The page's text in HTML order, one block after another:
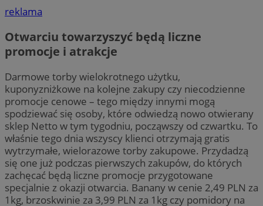
reklama
Otwarciu towarzyszyć będą liczne
promocje i atrakcje
Darmowe torby wielokrotnego użytku,
kuponyzniżkowe na kolejne zakupy czy niecodzienne
promocje cenowe – tego między innymi mogą
spodziewać się osoby, które odwiedzą nowo otwierany
sklep Netto w tym tygodniu, począwszy od czwartku. To
właśnie tego dnia wszyscy klienci otrzymają gratis
wytrzymałe, wielorazowe torby zakupowe. Przydadzą
się one już podczas pierwszych zakupów, do których
zachęcać będą liczne promocje przygotowane
specjalnie z okazji otwarcia. Banany w cenie 2,49 PLN za
1kg, brzoskwinie za 3,99 PLN za 1kg czy pomidory na